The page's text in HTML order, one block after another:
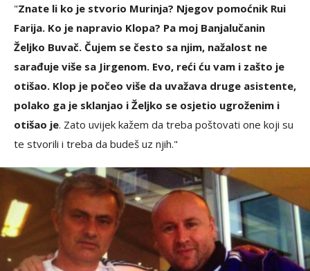
"Znate li ko je stvorio Murinja? Njegov pomoćnik Rui
Farija. Ko je napravio Klopa? Pa moj Banjalučanin
Željko Buvač. Čujem se često sa njim, nažalost ne
sarađuje više sa Jirgenom. Evo, reći ću vam i zašto je
otišao. Klop je počeo više da uvažava druge asistente,
polako ga je sklanjao i Željko se osjetio ugroženim i
otišao je. Zato uvijek kažem da treba poštovati one koji su
te stvorili i treba da budeš uz njih."